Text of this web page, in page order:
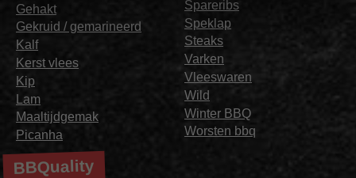
Gehakt
Gekruid / gemarineerd
Kalf
Kerst vlees
Kip
Lam
Maaltijdgemak
Picanha
Spareribs
Speklap
Steaks
Varken
Vleeswaren
Wild
Winter BBQ
Worsten bbq
BBQuality